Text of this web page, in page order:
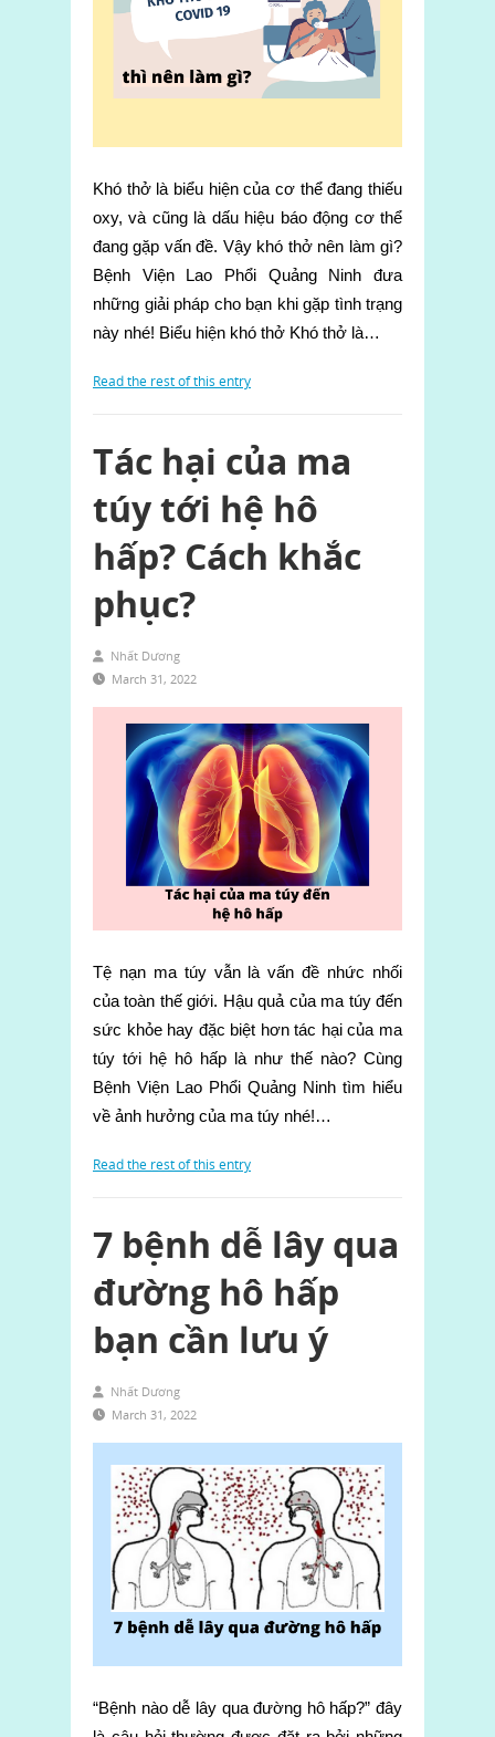
Khó thở là biểu hiện của cơ thể đang thiếu
oxy, và cũng là dấu hiệu báo động cơ thể
đang gặp vấn đề. Vậy khó thở nên làm gì?
Bệnh Viện Lao Phổi Quảng Ninh đưa
những giải pháp cho bạn khi gặp tình trạng
này nhé! Biểu hiện khó thở Khó thở là…
Read the rest of this entry
Tác hại của ma
túy tới hệ hô
hấp? Cách khắc
phục?
Nhất Dương
March 31, 2022
Tệ nạn ma túy vẫn là vấn đề nhức nhối
của toàn thế giới. Hậu quả của ma túy đến
sức khỏe hay đặc biệt hơn tác hại của ma
túy tới hệ hô hấp là như thế nào? Cùng
Bệnh Viện Lao Phổi Quảng Ninh tìm hiểu
về ảnh hưởng của ma túy nhé!…
Read the rest of this entry
7 bệnh dễ lây qua
đường hô hấp
bạn cần lưu ý
Nhất Dương
March 31, 2022
“Bệnh nào dễ lây qua đường hô hấp?” đây